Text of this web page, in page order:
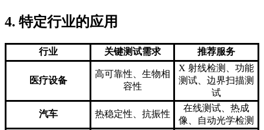
4. 特定行业的应用
行业 关键测试需求 推荐服务
医疗设备
高可靠性、生物相
容性
X 射线检测、功能
测试、边界扫描测
试
汽车 热稳定性、抗振性
在线测试、热成
像、自动光学检测